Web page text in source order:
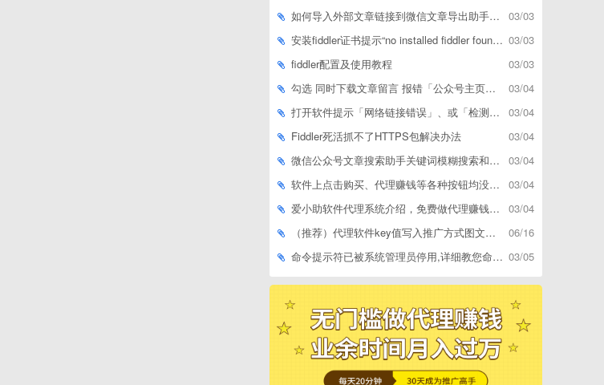
03/03
如何导入外部文章链接到微信文章导出助手批量下载，附上3种方式
03/03
安装fiddler证书提示“no installed fiddler found”或开启代理ip失败
03/03
fiddler配置及使用教程
03/04
勾选 同时下载文章留言 报错「公众号主页和加载cookie参数不能为空」
03/04
打开软件提示「网络链接错误」、或「检测版本更新失败」等网络问题解决方案
03/04
Fiddler死活抓不了HTTPS包解决办法
03/04
微信公众号文章搜索助手关键词模糊搜索和精确匹配搜索的区别
03/04
软件上点击购买、代理赚钱等各种按钮均没有反应，不打开相应网址怎么解决
03/04
爱小助软件代理系统介绍，免费做代理赚钱，带你轻松月收入过万
06/16
（推荐）代理软件key值写入推广方式图文教程
03/05
命令提示符已被系统管理员停用,详细教您命令提示符已被系统管理员停用怎么办